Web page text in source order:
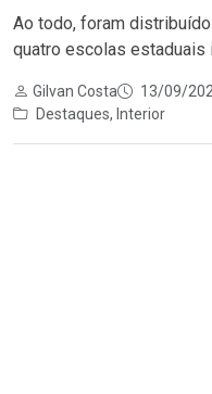
Ao todo, foram
quatro escolas estaduais
Gilvan Costa 13/09/
Destaques, Interior